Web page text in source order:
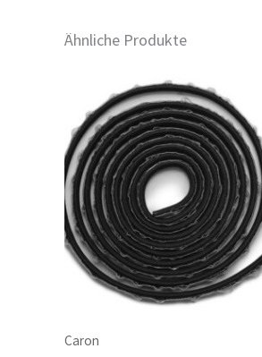
Ähnliche Produkte
Caron